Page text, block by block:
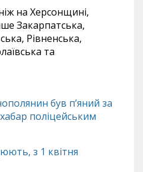
на Херсонщині,
Закарпатська,
Рівненська,
та
був п’яний за
поліцейським
з 1 квітня